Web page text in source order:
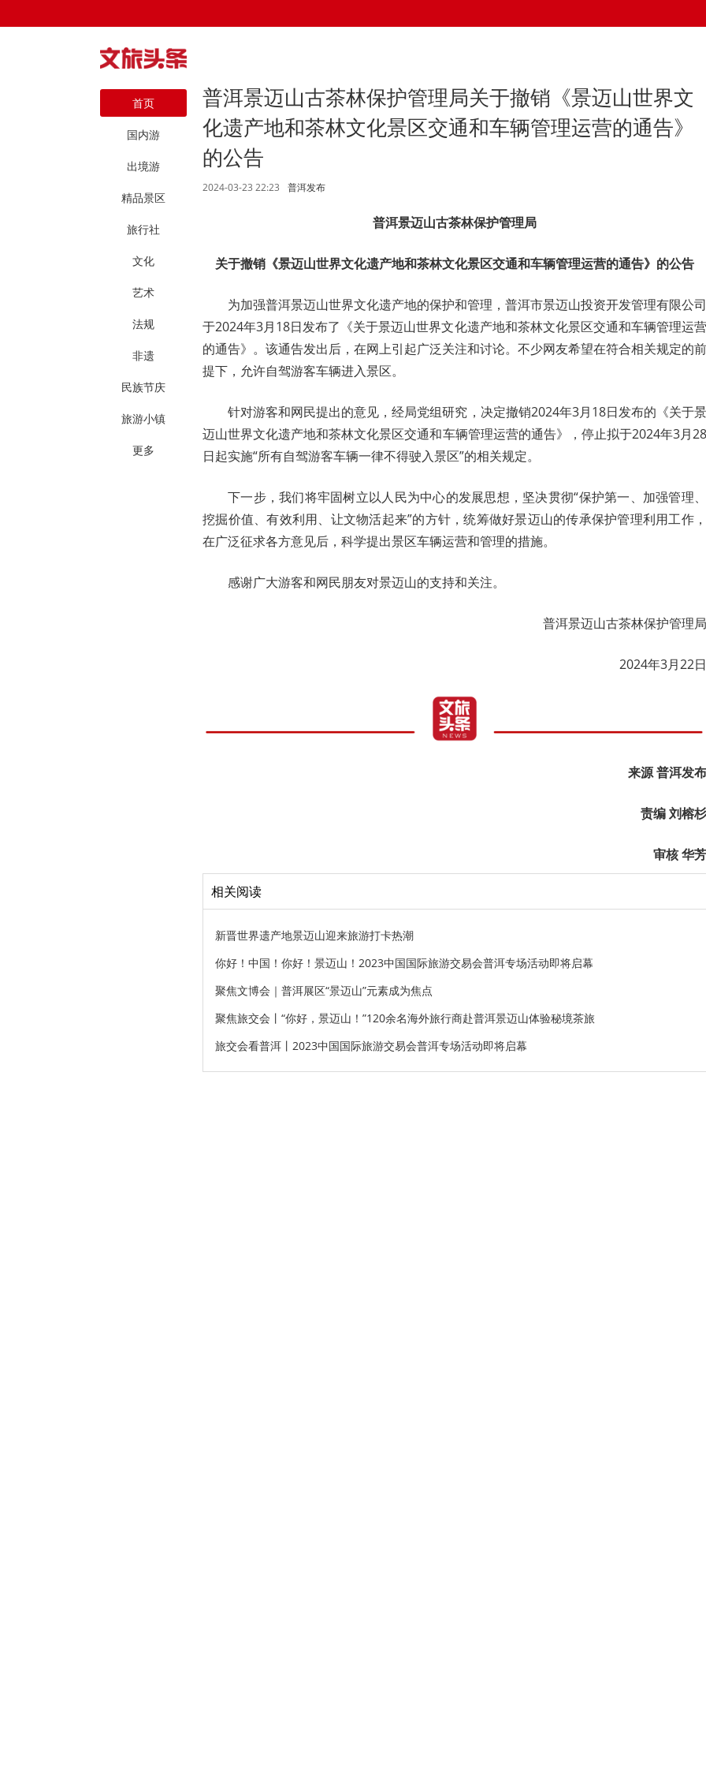
首页
国内游
出境游
精品景区
旅行社
文化
艺术
法规
非遗
民族节庆
旅游小镇
更多
普洱景迈山古茶林保护管理局关于撤销《景迈山世界文
化遗产地和茶林文化景区交通和车辆管理运营的通告》
的公告
2024-03-23 22:23 普洱发布
普洱景迈山古茶林保护管理局
关于撤销《景迈山世界文化遗产地和茶林文化景区交通和车辆管理运营的通告》的公告
为加强普洱景迈山世界文化遗产地的保护和管理，普洱市景迈山投资开发管理有限公司
于2024年3月18日发布了《关于景迈山世界文化遗产地和茶林文化景区交通和车辆管理运营
的通告》。该通告发出后，在网上引起广泛关注和讨论。不少网友希望在符合相关规定的前
提下，允许自驾游客车辆进入景区。
针对游客和网民提出的意见，经局党组研究，决定撤销2024年3月18日发布的《关于景
迈山世界文化遗产地和茶林文化景区交通和车辆管理运营的通告》，停止拟于2024年3月28
日起实施“所有自驾游客车辆一律不得驶入景区”的相关规定。
下一步，我们将牢固树立以人民为中心的发展思想，坚决贯彻“保护第一、加强管理、
挖掘价值、有效利用、让文物活起来”的方针，统筹做好景迈山的传承保护管理利用工作，
在广泛征求各方意见后，科学提出景区车辆运营和管理的措施。
感谢广大游客和网民朋友对景迈山的支持和关注。
普洱景迈山古茶林保护管理局
2024年3月22日
来源 普洱发布
责编 刘榕杉
审核 华芳
相关阅读
新晋世界遗产地景迈山迎来旅游打卡热潮
你好！中国！你好！景迈山！2023中国国际旅游交易会普洱专场活动即将启幕
聚焦文博会｜普洱展区“景迈山”元素成为焦点
聚焦旅交会丨“你好，景迈山！”120余名海外旅行商赴普洱景迈山体验秘境茶旅
旅交会看普洱丨2023中国国际旅游交易会普洱专场活动即将启幕